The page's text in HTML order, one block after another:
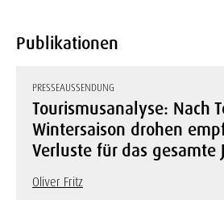
Publikationen
PRESSEAUSSENDUNG
Tourismusanalyse: Nach
Wintersaison drohen
Verluste für das gesamte
Oliver Fritz